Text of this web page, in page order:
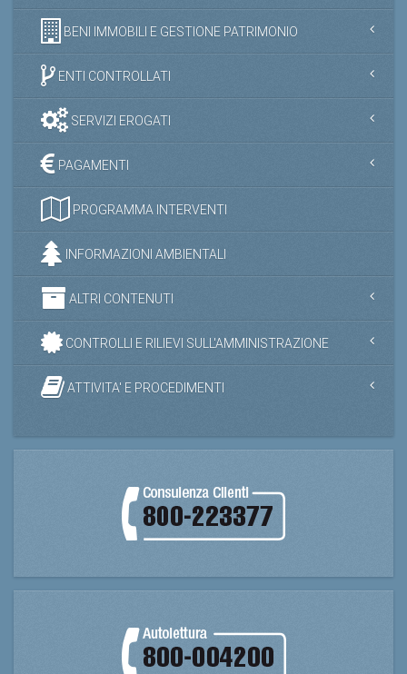
BENI IMMOBILI E GESTIONE PATRIMONIO
ENTI CONTROLLATI
SERVIZI EROGATI
PAGAMENTI
PROGRAMMA INTERVENTI
INFORMAZIONI AMBIENTALI
ALTRI CONTENUTI
CONTROLLI E RILIEVI SULL'AMMINISTRAZIONE
ATTIVITA' E PROCEDIMENTI